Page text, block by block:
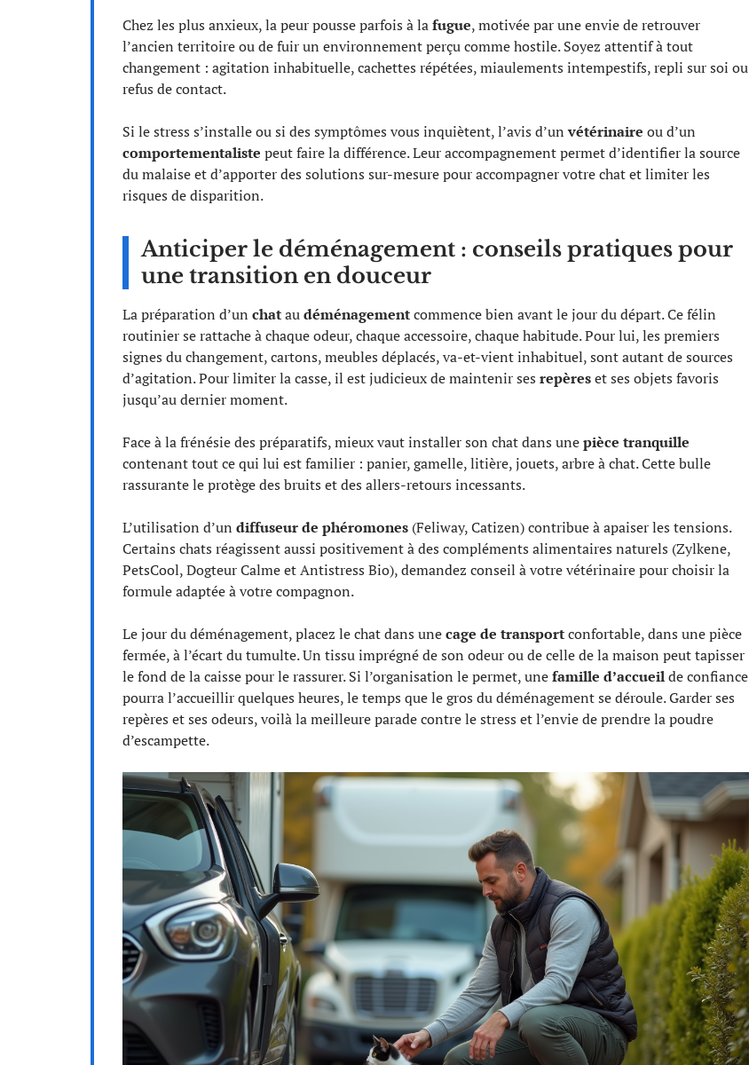
Chez les plus anxieux, la peur pousse parfois à lafugue, motivée par une envie de retrouver
l’ancien territoire ou de fuir un environnement perçu comme hostile. Soyez attentif à tout
changement : agitation inhabituelle, cachettes répétées, miaulements intempestifs, repli sur soi ou
refus de contact.
Si le stress s’installe ou si des symptômes vous inquiètent, l’avis d’unvétérinaire ou d’un
comportementaliste peut faire la différence. Leur accompagnement permet d’identifier la source
du malaise et d’apporter des solutions sur-mesure pour accompagner votre chat et limiter les
risques de disparition.
Anticiper le déménagement : conseils pratiques pour
une transition en douceur
La préparation d’un chataudéménagementcommence bien avant le jour du départ. Ce félin
routinier se rattache à chaque odeur, chaque accessoire, chaque habitude. Pour lui, les premiers
signes du changement, cartons, meubles déplacés, va-et-vient inhabituel, sont autant de sources
d’agitation. Pour limiter la casse, il est judicieux de maintenir ses repèreset ses objets favoris
jusqu’au dernier moment.
Face à la frénésie des préparatifs, mieux vaut installer son chat dans unepièce tranquille
contenant tout ce qui lui est familier : panier, gamelle, litière, jouets, arbre à chat. Cette bulle
rassurante le protège des bruits et des allers-retours incessants.
L’utilisation d’un diffuseur de phéromones (Feliway, Catizen) contribue à apaiser les tensions.
Certains chats réagissent aussi positivement à des compléments alimentaires naturels (Zylkene,
PetsCool, Dogteur Calme et Antistress Bio), demandez conseil à votre vétérinaire pour choisir la
formule adaptée à votre compagnon.
Le jour du déménagement, placez le chat dans unecage de transportconfortable, dans une pièce
fermée, à l’écart du tumulte. Un tissu imprégné de son odeur ou de celle de la maison peut tapisser
le fond de la caisse pour le rassurer. Si l’organisation le permet, unefamille d’accueilde confiance
pourra l’accueillir quelques heures, le temps que le gros du déménagement se déroule. Garder ses
repères et ses odeurs, voilà la meilleure parade contre le stress et l’envie de prendre la poudre
d’escampette.